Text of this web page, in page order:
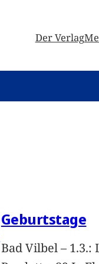
Der Verlag
Geburtstage
Bad Vilbel – 1.3.: